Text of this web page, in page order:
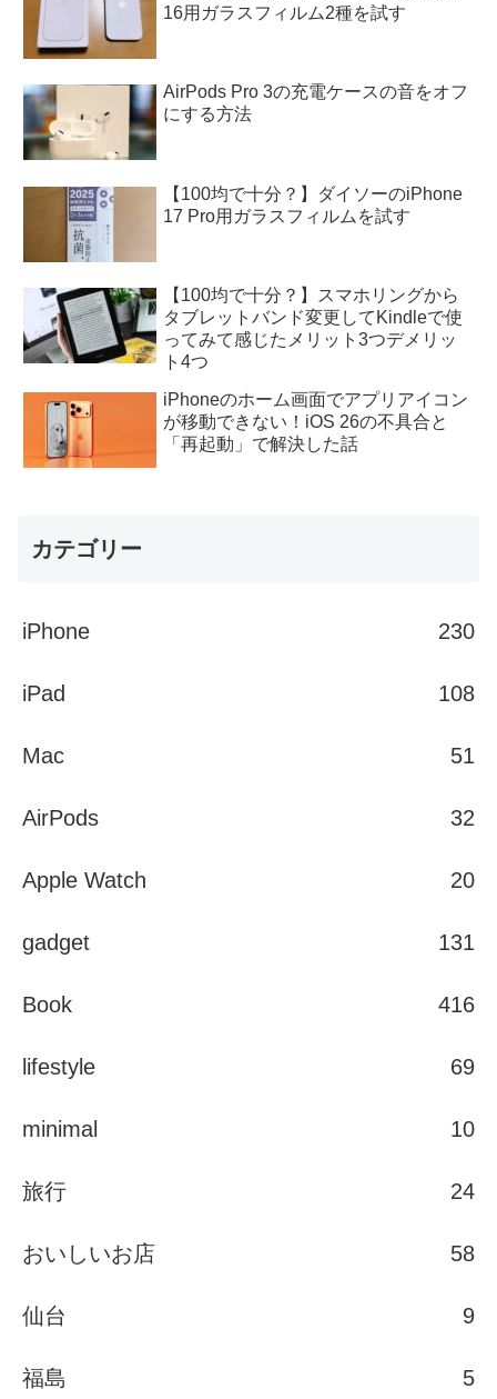
16用ガラスフィルム2種を試す
AirPods Pro 3の充電ケースの音をオフ
にする方法
【100均で十分？】ダイソーのiPhone
17 Pro用ガラスフィルムを試す
【100均で十分？】スマホリングから
タブレットバンド変更してKindleで使
ってみて感じたメリット3つデメリッ
ト4つ
iPhoneのホーム画面でアプリアイコン
が移動できない！iOS 26の不具合と
「再起動」で解決した話
カテゴリー
iPhone 230
iPad 108
Mac 51
AirPods 32
Apple Watch 20
gadget 131
Book 416
lifestyle 69
minimal 10
旅行 24
おいしいお店 58
仙台 9
福島 5